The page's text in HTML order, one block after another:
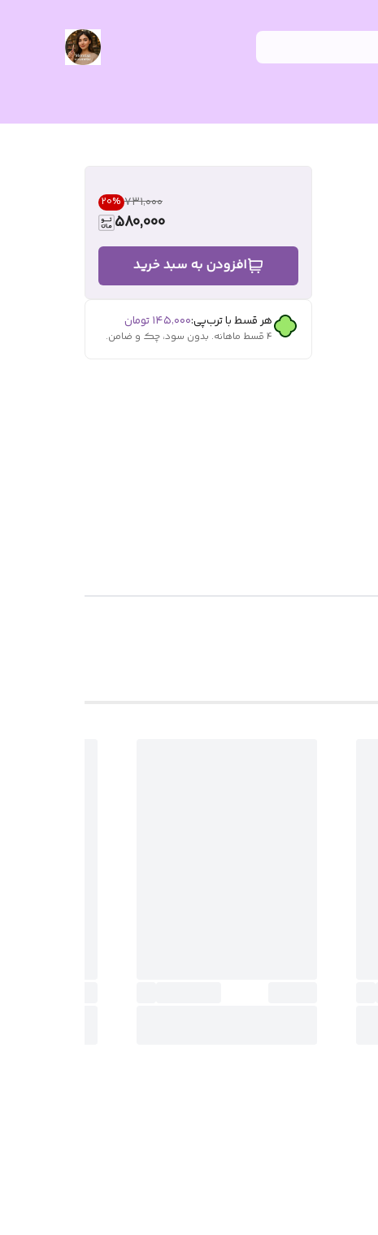
۷۳۱٬۰۰۰ 20%
580,000
افزودن به سبد خرید
هر قسط با ترب‌پی:۱۴۵٬۰۰۰تومان
۴ قسط ماهانه. بدون سود، چک و ضامن.